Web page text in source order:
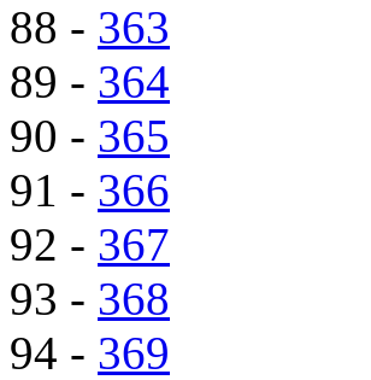
88 - 363
89 - 364
90 - 365
91 - 366
92 - 367
93 - 368
94 - 369